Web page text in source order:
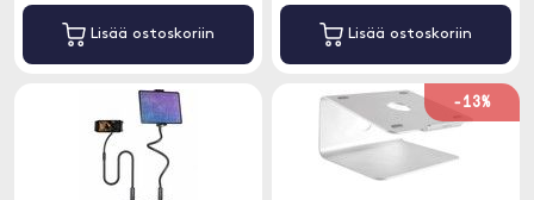
Lisää ostoskoriin Lisää ostoskoriin
-13%